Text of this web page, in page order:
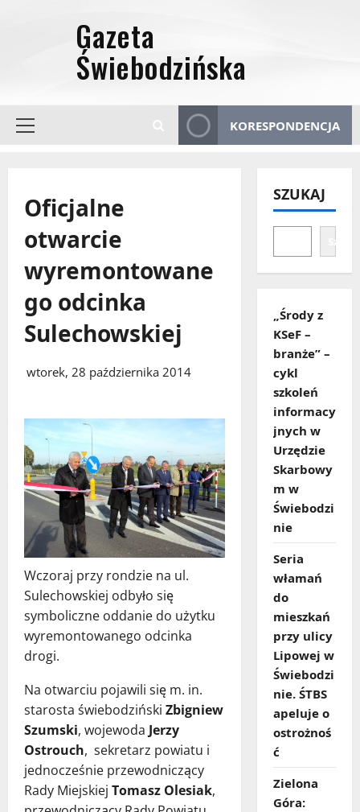
Menu
KORESPONDENCJA
Oficjalne
otwarcie
wyremontowane
go odcinka
Sulechowskiej
wtorek, 28 października 2014
Wczoraj przy rondzie na ul.
Sulechowskiej odbyło się
symboliczne oddanie do użytku
wyremontowanego odcinka
drogi.
Na otwarciu pojawili się m. in.
starosta świebodziński Zbigniew
Szumski, wojewoda Jerzy
Ostrouch, sekretarz powiatu i
jednocześnie przewodniczący
Rady Miejskiej Tomasz Olesiak,
SZUKAJ
„Środy z
KSeF –
branże” –
cykl
szkoleń
informacy
jnych w
Urzędzie
Skarbowy
m w
Świebodzi
nie
Seria
włamań
do
mieszkań
przy ulicy
Lipowej w
Świebodzi
nie. ŚTBS
apeluje o
ostrożnoś
ć
Zielona
Góra: